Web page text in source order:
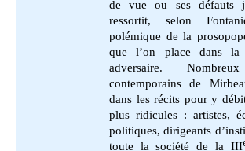
de vue ou ses défauts
ressortit, selon
polémique de la
que l’on place dans
adversaire.
contemporains de
dans les récits pour y
plus ridicules : artistes,
politiques, dirigeants
toute la société de la III